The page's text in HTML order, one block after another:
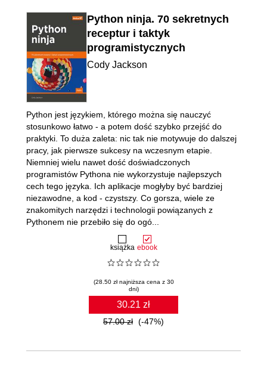
Python ninja. 70 sekretnych
receptur i taktyk
programistycznych
Cody Jackson
książka ebook
(28.50 zł najniższa cena z 30
dni)
30.21 zł
57.00 zł (-47%)
Python jest językiem, którego można się nauczyć
stosunkowo łatwo - a potem dość szybko przejść do
praktyki. To duża zaleta: nic tak nie motywuje do dalszej
pracy, jak pierwsze sukcesy na wczesnym etapie.
Niemniej wielu nawet dość doświadczonych
programistów Pythona nie wykorzystuje najlepszych
cech tego języka. Ich aplikacje mogłyby być bardziej
niezawodne, a kod - czystszy. Co gorsza, wiele ze
znakomitych narzędzi i technologii powiązanych z
Pythonem nie przebiło się do ogó...